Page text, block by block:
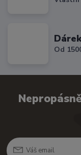
Od